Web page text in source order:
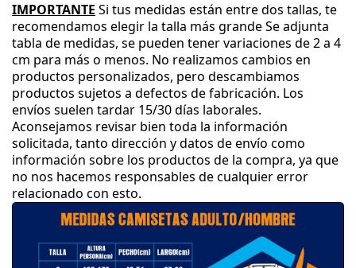
IMPORTANTE Si tus medidas están entre dos tallas, te
recomendamos elegir la talla más grandeSe adjunta
tabla de medidas, se pueden tener variaciones de 2 a 4
cm para más o menos. No realizamos cambios en
productos personalizados, pero descambiamos
productos sujetos a defectos de fabricación. Los
envíos suelen tardar 15/30 días laborales.
Aconsejamos revisar bien toda la información
solicitada, tanto dirección y datos de envío como
información sobre los productos de la compra, ya que
no nos hacemos responsables de cualquier error
relacionado con esto.